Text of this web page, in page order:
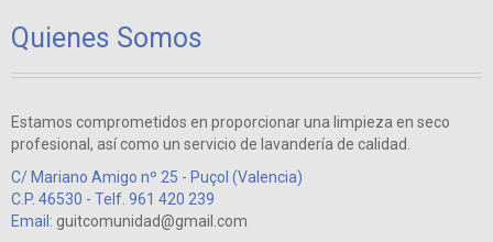
Quienes Somos
Estamos comprometidos en proporcionar una limpieza en seco
profesional, así como un servicio de lavandería de calidad.
C/ Mariano Amigo nº 25 - Puçol (Valencia)
C.P. 46530 - Telf. 961 420 239
Email: guitcomunidad@gmail.com